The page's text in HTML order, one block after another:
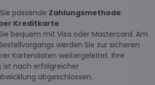
passende Zahlungsmethode:
Kreditkarte
bequem mit Visa oder Mastercard. Am
werden Sie zur sicheren
Kartendaten weitergeleitet. Ihre
ist nach erfolgreicher
abgeschlossen.